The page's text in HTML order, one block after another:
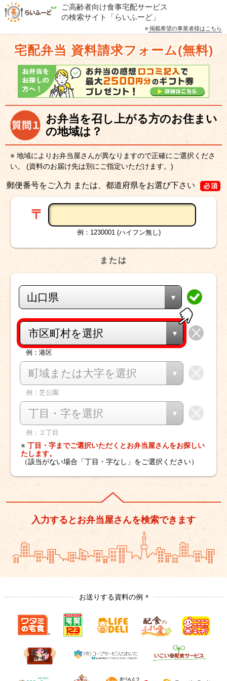
ご高齢者向け食事宅配サービス
の検索サイト「らいふーど」
» 掲載希望の事業者様はこちら
宅配弁当 資料請求フォーム(無料)
お弁当を召し上がる方のお住まい
の地域は？
※ 地域によりお弁当屋さんが異なりますので正確にご選択くださ
い。 (資料のお届け先は別にご指定いただけます。)
郵便番号をご入力 または、都道府県をお選び下さい
〒
例：1230001 (ハイフン無し)
または
山口県
市区町村を選択
例：港区
町域または大字を選択
例：芝公園
丁目・字を選択
例：２丁目
※ 丁目・字までご選択いただくとお弁当屋さんをお探しい
たします。
（該当がない場合「丁目・字なし」をご選択ください）
入力するとお弁当屋さんを検索できます
お送りする資料の例 ※